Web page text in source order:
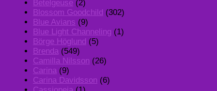
Betelgeuse (2)
Blossom Goodchild (302)
Blue Avians (9)
Blue Light Channeling (1)
Börge Höglund (5)
Brenda (549)
Camilla Nilsson (26)
Carina (9)
Carina Davidsson (6)